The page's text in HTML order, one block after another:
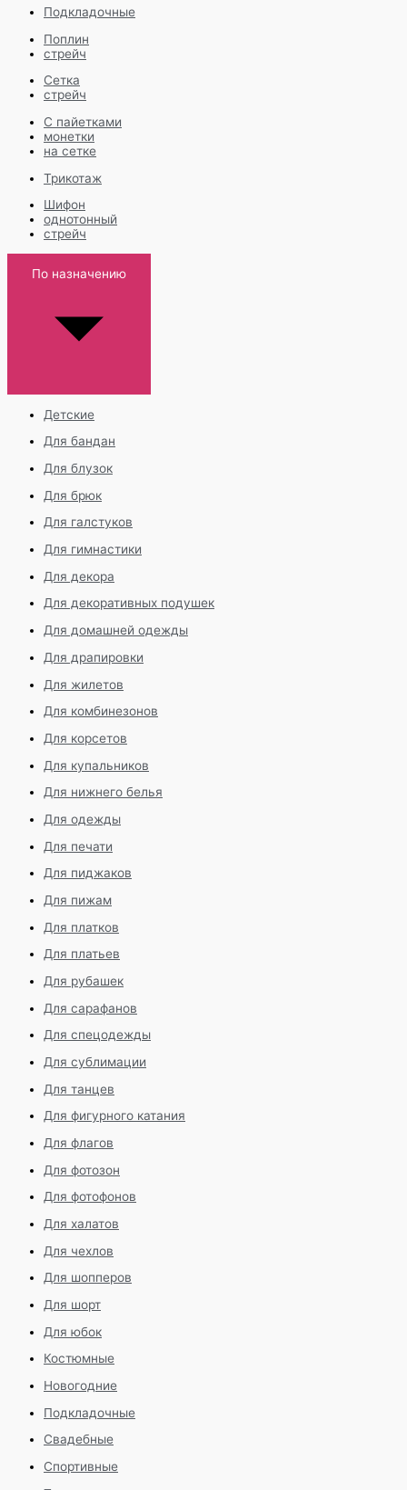
Подкладочные
Поплин
стрейч
Сетка
стрейч
С пайетками
монетки
на сетке
Трикотаж
Шифон
однотонный
стрейч
По назначению
Детские
Для бандан
Для блузок
Для брюк
Для галстуков
Для гимнастики
Для декора
Для декоративных подушек
Для домашней одежды
Для драпировки
Для жилетов
Для комбинезонов
Для корсетов
Для купальников
Для нижнего белья
Для одежды
Для печати
Для пиджаков
Для пижам
Для платков
Для платьев
Для рубашек
Для сарафанов
Для спецодежды
Для сублимации
Для танцев
Для фигурного катания
Для флагов
Для фотозон
Для фотофонов
Для халатов
Для чехлов
Для шопперов
Для шорт
Для юбок
Костюмные
Новогодние
Подкладочные
Свадебные
Спортивные